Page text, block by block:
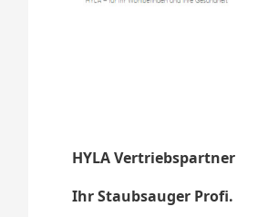
HYLA Vertriebspartner
Ihr Staubsauger Profi.